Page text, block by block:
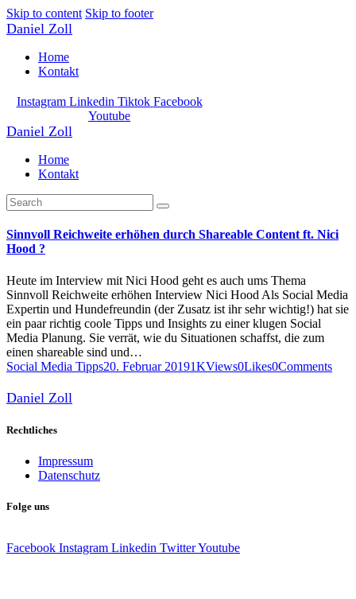
Skip to content Skip to footer
Daniel Zoll
Home
Kontakt
Instagram Linkedin Tiktok Facebook
Youtube
Daniel Zoll
Home
Kontakt
Sinnvoll Reichweite erhöhen durch Shareable Content ft. Nici
Hood ?
Heute im Interview mit Nici Hood geht es auch ums Thema
Sinnvoll Reichweite erhöhen Interview Nici Hood Als Social Media
Expertin und Hundefreundin (der Zusatz ist ihr sehr wichtig!) hat sie
ein paar richtig coole Tipps und Insights zu einer klugen Social
Media Planung. Sie verrät, wie du Situationen schaffst, die zum
einen shareable sind und…
Social Media Tipps20. Februar 20191KViews0Likes0Comments
Daniel Zoll
Rechtliches
Impressum
Datenschutz
Folge uns
Facebook Instagram Linkedin TwitterYoutube